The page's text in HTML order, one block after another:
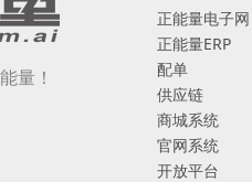
量！
正能量电子网
正能量ERP
配单
供应链
商城系统
官网系统
开放平台